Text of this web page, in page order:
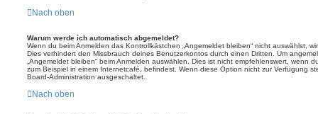
Nach oben
Warum werde ich automatisch abgemeldet?
Wenn du beim Anmelden das Kontrollkästchen „Angemeldet bleiben“ nicht auswählst,
Dies verhindert den Missbrauch deines Benutzerkontos durch einen Dritten. Um
„Angemeldet bleiben“ beim Anmelden auswählen. Dies ist nicht empfehlenswert, wenn
zum Beispiel in einem Internetcafé, befindest. Wenn diese Option nicht zur Verfügung
Board-Administration ausgeschaltet.
Nach oben